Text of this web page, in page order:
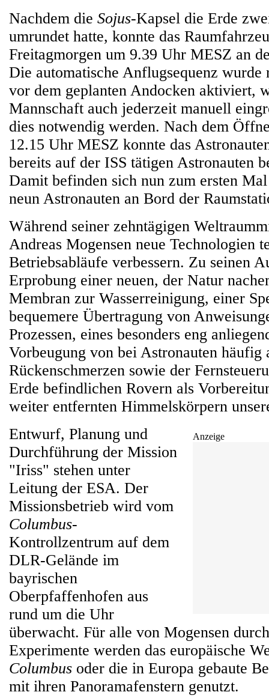
Nachdem die Sojus-Kapsel die Erde
umrundet hatte, konnte das
Freitagmorgen um 9.39 Uhr MESZ an
Die automatische Anflugsequenz wurde
vor dem geplanten Andocken aktiviert,
Mannschaft auch jederzeit manuell
dies notwendig werden. Nach dem
12.15 Uhr MESZ konnte das
bereits auf der ISS tätigen Astronauten
Damit befinden sich nun zum ersten
neun Astronauten an Bord der
Während seiner zehntägigen
Andreas Mogensen neue Technologien
Betriebsabläufe verbessern. Zu seinen
Erprobung einer neuen, der Natur
Membran zur Wasserreinigung, einer
bequemere Übertragung von
Prozessen, eines besonders eng
Vorbeugung von bei Astronauten häufig
Rückenschmerzen sowie der
Erde befindlichen Rovern als
weiter entfernten Himmelskörpern
Anzeige
Entwurf, Planung und
Durchführung der Mission
"Iriss" stehen unter
Leitung der ESA. Der
Missionsbetrieb wird vom
Columbus-
Kontrollzentrum auf dem
DLR-Gelände im
bayrischen
Oberpfaffenhofen aus
rund um die Uhr
überwacht. Für alle von Mogensen
Experimente werden das europäische
Columbus oder die in Europa gebaute
mit ihren Panoramafenstern genutzt.